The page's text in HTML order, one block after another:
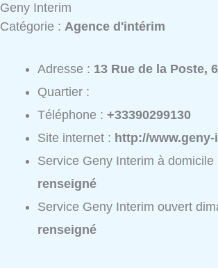
Geny Interim
Catégorie : Agence d'intérim
Adresse : 13 Rue de la Poste,
Quartier :
Téléphone :+33390299130
Site internet : http://
Service Geny Interim à domicile
renseigné
Service Geny Interim ouvert
renseigné